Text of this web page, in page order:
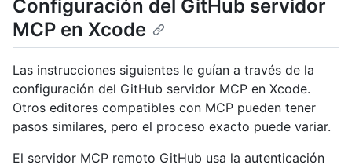
Configuración del GitHub servidor
MCP en Xcode
Las instrucciones siguientes le guían a través de la
configuración del GitHub servidor MCP en Xcode.
Otros editores compatibles con MCP pueden tener
pasos similares, pero el proceso exacto puede variar.
El servidor MCP remoto GitHub usa la autenticación